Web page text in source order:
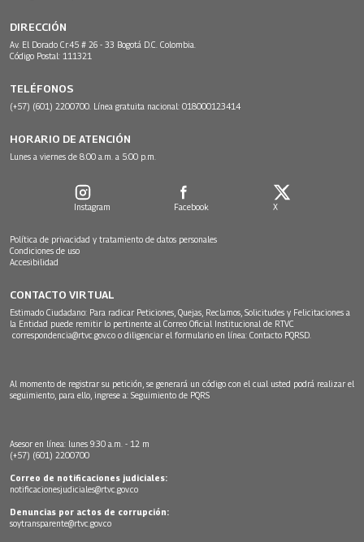
DIRECCIÓN
Av. El Dorado Cr.45 # 26 - 33 Bogotá D.C. Colombia.
Código Postal: 111321
TELÉFONOS
(+57) (601) 2200700. Línea gratuita nacional: 018000123414
HORARIO DE ATENCIÓN
Lunes a viernes de 8:00 a.m. a 5:00 p.m.
Instagram Facebook X
Política de privacidad y tratamiento de datos personales
Condiciones de uso
Accesibilidad
CONTACTO VIRTUAL
Estimado Ciudadano: Para radicar Peticiones, Quejas, Reclamos, Solicitudes y Felicitaciones a
la Entidad puede remitir lo pertinente al Correo Oficial Institucional de RTVC
correspondencia@rtvc.gov.co o diligenciar el formulario en línea: Contacto PQRSD.
Al momento de registrar su petición, se generará un código con el cual usted podrá realizar el
seguimiento, para ello, ingrese a: Seguimiento de PQRS
Asesor en línea: lunes 9:30 a.m. - 12 m
(+57) (601) 2200700
Correo de notificaciones judiciales:
notificacionesjudiciales@rtvc.gov.co
Denuncias por actos de corrupción:
soytransparente@rtvc.gov.co